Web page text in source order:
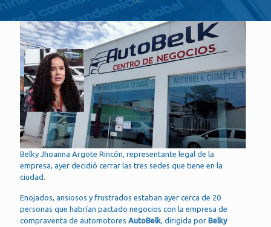
Belky Jhoanna Argote Rincón, representante legal de la
empresa, ayer decidió cerrar las tres sedes que tiene en la
ciudad.
Enojados, ansiosos y frustrados estaban ayer cerca de 20
personas que habrían pactado negocios con la empresa de
compraventa de automotores AutoBelk, dirigida por Belky